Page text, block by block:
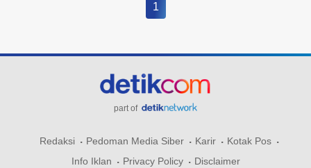
1
part of
Redaksi Pedoman Media Siber Karir
Kotak Pos
Info Iklan
Privacy Policy Disclaimer